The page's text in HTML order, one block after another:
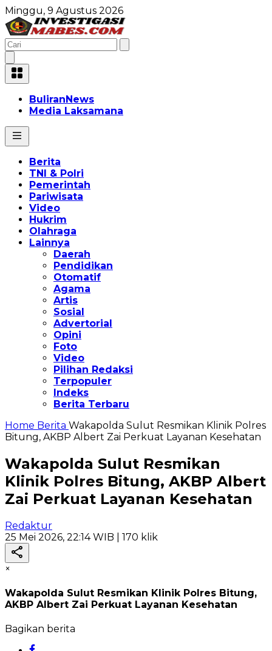
Minggu, 9 Agustus 2026
BuliranNews
Media Laksamana
Berita
TNI & Polri
Pemerintah
Pariwisata
Video
Hukrim
Olahraga
Lainnya
Daerah
Pendidikan
Otomatif
Agama
Artis
Sosial
Advertorial
Opini
Foto
Video
Pilihan Redaksi
Terpopuler
Indeks
Berita Terbaru
Home Berita Wakapolda Sulut Resmikan Klinik Polres
Bitung, AKBP Albert Zai Perkuat Layanan Kesehatan
Wakapolda Sulut Resmikan
Klinik Polres Bitung, AKBP Albert
Zai Perkuat Layanan Kesehatan
Redaktur
25 Mei 2026, 22:14 WIB | 170 klik
×
Wakapolda Sulut Resmikan Klinik Polres Bitung,
AKBP Albert Zai Perkuat Layanan Kesehatan
Bagikan berita